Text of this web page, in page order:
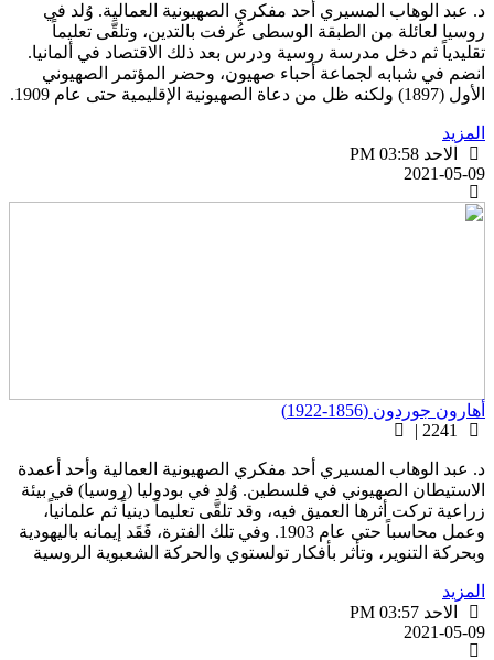
عبد الوهاب المسيري أحد مفكري الصهيونية العمالية. وُلد في
لعائلة من الطبقة الوسطى عُرفت بالتدين، وتلقَّى تعليماً
ثم دخل مدرسة روسية ودرس بعد ذلك الاقتصاد في ألمانيا.
في شبابه لجماعة أحباء صهيون، وحضر المؤتمر الصهيوني
ولكنه ظل من دعاة الصهيونية الإقليمية حتى عام 1909.
الاحد PM 03:58
2021-05-
جوردون (1856-1922)
2241 |
عبد الوهاب المسيري أحد مفكري الصهيونية العمالية وأحد أعمدة
الصهيوني في فلسطين. وُلد في بودوليا (روسيا) في بيئة
تركت أثرها العميق فيه، وقد تلقَّى تعليماً دينياً ثم علمانياً،
وعمل محاسباً حتى عام 1903. وفي تلك الفترة، فَقَد إيمانه باليهودية
التنوير، وتأثر بأفكار تولستوي والحركة الشعبوية الروسية
الاحد PM 03:57
2021-05-